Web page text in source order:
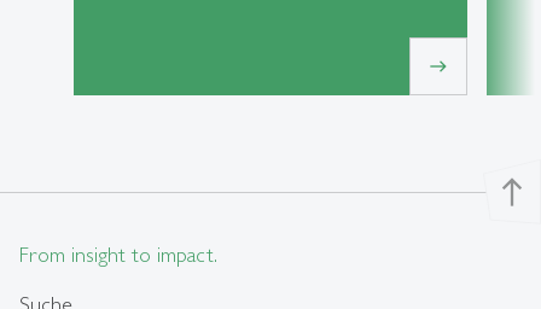
east
north
From insight to impact.
Suche